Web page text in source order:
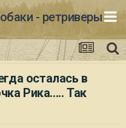
- ретриверы
осталась в
Рика..... Так